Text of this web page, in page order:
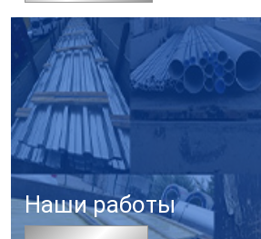
Наши работы